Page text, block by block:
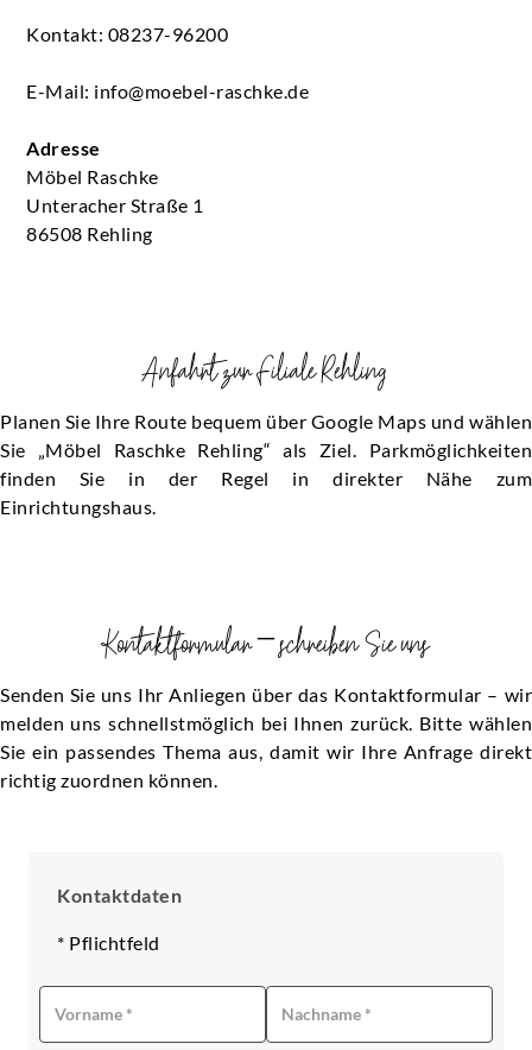
Kontakt: 08237-96200
E-Mail: info@moebel-raschke.de
Adresse
Möbel Raschke
Unteracher Straße 1
86508 Rehling
Anfahrt zur Filiale Rehling
Planen Sie Ihre Route bequem über Google Maps und wählen
Sie „Möbel Raschke Rehling“ als Ziel. Parkmöglichkeiten
finden Sie in der Regel in direkter Nähe zum
Einrichtungshaus.
Kontaktformular – schreiben Sie uns
Senden Sie uns Ihr Anliegen über das Kontaktformular – wir
melden uns schnellstmöglich bei Ihnen zurück. Bitte wählen
Sie ein passendes Thema aus, damit wir Ihre Anfrage direkt
richtig zuordnen können.
Kontaktdaten
* Pflichtfeld